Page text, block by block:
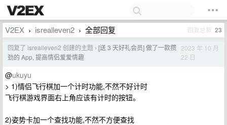
V2EX › isrealleven2 › 全部回复 回复总数 23
回复了 isrealleven2 创建的主题 › [送 3 天好礼会员] 做了一款攒
劲的 App, 提高情侣爱爱情趣
2023 年 10 月
22 日
@ukuyu
> 1)情侣飞行棋加一个计时功能,不然不好计时
飞行棋游戏界面右上角应该有计时的按钮。
2)姿势卡加一个查找功能,不然不方便查找